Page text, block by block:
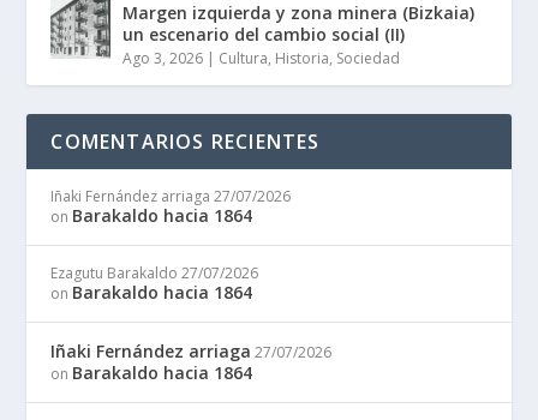
Margen izquierda y zona minera (Bizkaia)
un escenario del cambio social (II)
Ago 3, 2026 | Cultura, Historia, Sociedad
COMENTARIOS RECIENTES
Iñaki Fernández arriaga 27/07/2026
on Barakaldo hacia 1864
Ezagutu Barakaldo 27/07/2026
on Barakaldo hacia 1864
Iñaki Fernández arriaga 27/07/2026
on Barakaldo hacia 1864